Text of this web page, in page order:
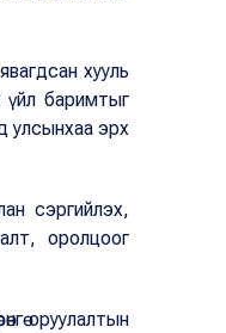
хууль
үйл баримтыг
улсынхаа эрх
сэргийлэх,
оролцоог
оруулалтын